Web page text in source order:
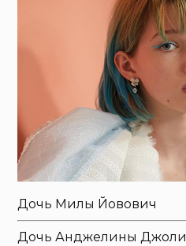
Дочь Милы Йовович
Дочь Анджелины Джоли